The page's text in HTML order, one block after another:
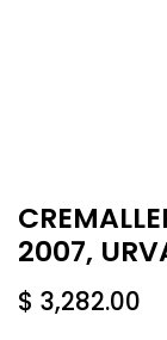
2007,
$ 3,282.00